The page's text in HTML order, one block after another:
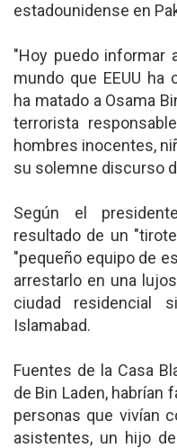
estadounidense en
"Hoy puedo informar
mundo que EEUU ha
ha matado a Osama
terrorista
hombres inocentes,
su solemne discurso
Según el
resultado de un
"pequeño equipo de
arrestarlo en una
ciudad residencial
Islamabad.
Fuentes de la Casa
de Bin Laden, habrían
personas que vivían
asistentes, un hijo